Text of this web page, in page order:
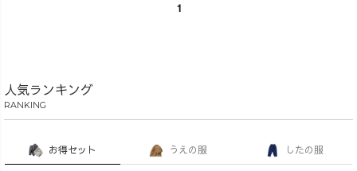
1
人気ランキング
RANKING
お得セット うえの服 したの服